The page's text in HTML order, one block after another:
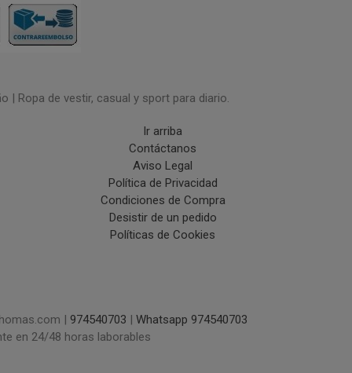
| Ropa de vestir, casual y sport para diario.
Ir arriba
Contáctanos
Aviso Legal
Política de Privacidad
Condiciones de Compra
Desistir de un pedido
Políticas de Cookies
| 974540703 | Whatsapp 974540703
en 24/48 horas laborables